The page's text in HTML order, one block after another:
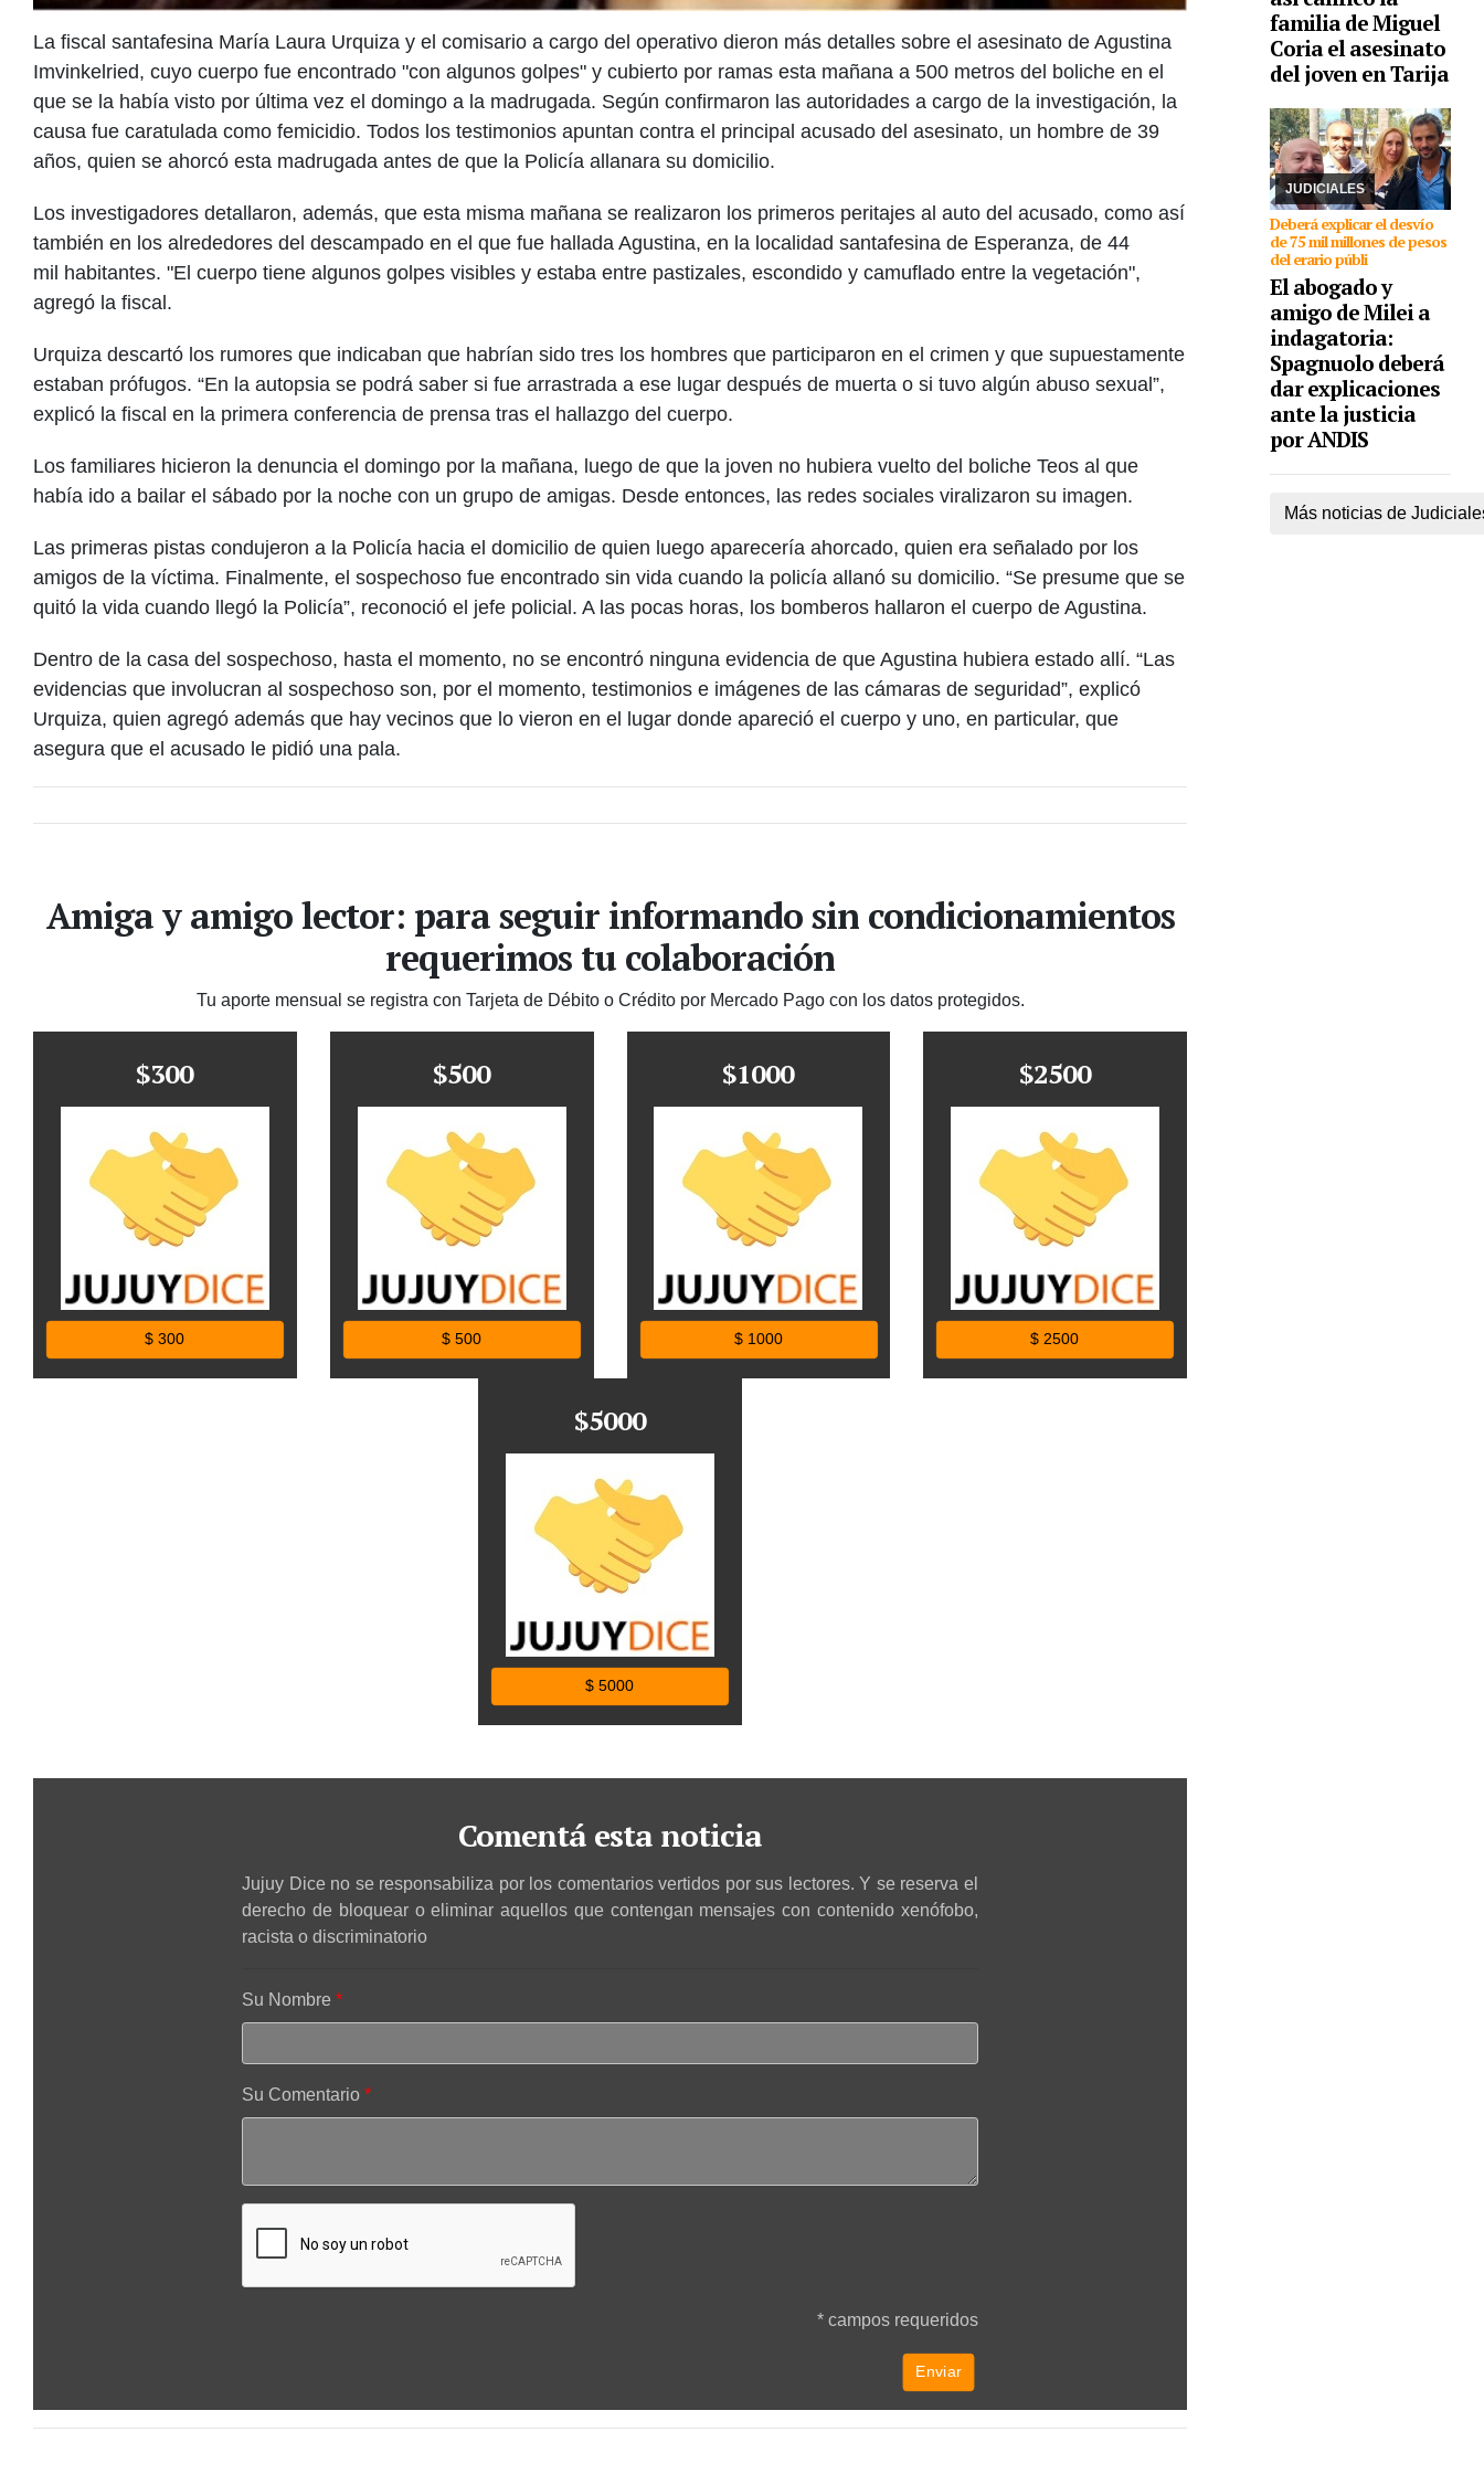
La fiscal santafesina María Laura Urquiza y el comisario a cargo del operativo dieron más detalles sobre el asesinato de Agustina
Imvinkelried, cuyo cuerpo fue encontrado "con algunos golpes" y cubierto por ramas esta mañana a 500 metros del boliche en el
que se la había visto por última vez el domingo a la madrugada. Según confirmaron las autoridades a cargo de la investigación, la
causa fue caratulada como femicidio. Todos los testimonios apuntan contra el principal acusado del asesinato, un hombre de 39
años, quien se ahorcó esta madrugada antes de que la Policía allanara su domicilio.
Los investigadores detallaron, además, que esta misma mañana se realizaron los primeros peritajes al auto del acusado, como así
también en los alrededores del descampado en el que fue hallada Agustina, en la localidad santafesina de Esperanza, de 44
mil habitantes. "El cuerpo tiene algunos golpes visibles y estaba entre pastizales, escondido y camuflado entre la vegetación",
agregó la fiscal.
Urquiza descartó los rumores que indicaban que habrían sido tres los hombres que participaron en el crimen y que supuestamente
estaban prófugos. “En la autopsia se podrá saber si fue arrastrada a ese lugar después de muerta o si tuvo algún abuso sexual”,
explicó la fiscal en la primera conferencia de prensa tras el hallazgo del cuerpo.
Los familiares hicieron la denuncia el domingo por la mañana, luego de que la joven no hubiera vuelto del boliche Teos al que
había ido a bailar el sábado por la noche con un grupo de amigas. Desde entonces, las redes sociales viralizaron su imagen.
Las primeras pistas condujeron a la Policía hacia el domicilio de quien luego aparecería ahorcado, quien era señalado por los
amigos de la víctima. Finalmente, el sospechoso fue encontrado sin vida cuando la policía allanó su domicilio. “Se presume que se
quitó la vida cuando llegó la Policía”, reconoció el jefe policial. A las pocas horas, los bomberos hallaron el cuerpo de Agustina.
Dentro de la casa del sospechoso, hasta el momento, no se encontró ninguna evidencia de que Agustina hubiera estado allí. “Las
evidencias que involucran al sospechoso son, por el momento, testimonios e imágenes de las cámaras de seguridad”, explicó
Urquiza, quien agregó además que hay vecinos que lo vieron en el lugar donde apareció el cuerpo y uno, en particular, que
asegura que el acusado le pidió una pala.
Amiga y amigo lector: para seguir informando sin condicionamientos
requerimos tu colaboración
Tu aporte mensual se registra con Tarjeta de Débito o Crédito por Mercado Pago con los datos protegidos.
$300
$ 300
$500
$ 500
$1000
$ 1000
$2500
$ 2500
$5000
$ 5000
Comentá esta noticia
Jujuy Dice no se responsabiliza por los comentarios vertidos por sus lectores. Y se reserva el
derecho de bloquear o eliminar aquellos que contengan mensajes con contenido xenófobo,
racista o discriminatorio
Su Nombre
Su Comentario
* campos requeridos
familia de Miguel
Coria el asesinato
del joven en Tarija
JUDICIALES
Deberá explicar el desvío
de 75 mil millones de pesos
del erario públi
El abogado y
amigo de Milei a
indagatoria:
Spagnuolo deberá
dar explicaciones
ante la justicia
por ANDIS
28/04/2026 El ex titular
de la Agencia de
Discapacidad está
corrupción junto a otras
5 personas. Para el juez
de la causa, el ex
funcionar ...
Más noticias de